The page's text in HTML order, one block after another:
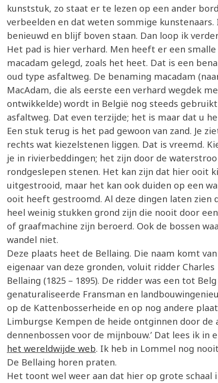
kunststuk, zo staat er te lezen op een ander
verbeelden en dat weten sommige
benieuwd en blijf boven staan. Dan loop ik
Het pad is hier verhard. Men heeft er een
macadam gelegd, zoals het heet. Dat is een
oud type asfaltweg. De benaming macadam
MacAdam, die als eerste een verhard wegdek
ontwikkelde) wordt in België nog steeds
asfaltweg. Dat even terzijde; het is maar dat u
Een stuk terug is het pad gewoon van zand. Je
rechts wat kiezelstenen liggen. Dat is vreemd.
je in rivierbeddingen; het zijn door de
rondgeslepen stenen. Het kan zijn dat hier ooit
uitgestrooid, maar het kan ook duiden op een
ooit heeft gestroomd. Al deze dingen laten zien
heel weinig stukken grond zijn die nooit door
of graafmachine zijn beroerd. Ook de bossen
wandel niet.
Deze plaats heet de Bellaing. Die naam komt
eigenaar van deze gronden, voluit ridder Charles
Bellaing (1825 – 1895). De ridder was een tot Belg
genaturaliseerde Fransman en
op de Kattenbosserheide en op nog andere
Limburgse Kempen de heide ontginnen door de
dennenbossen voor de mijnbouw.’ Dat lees ik in
het wereldwijde web. Ik heb in Lommel nog
De Bellaing horen praten.
Het toont wel weer aan dat hier op grote schaal